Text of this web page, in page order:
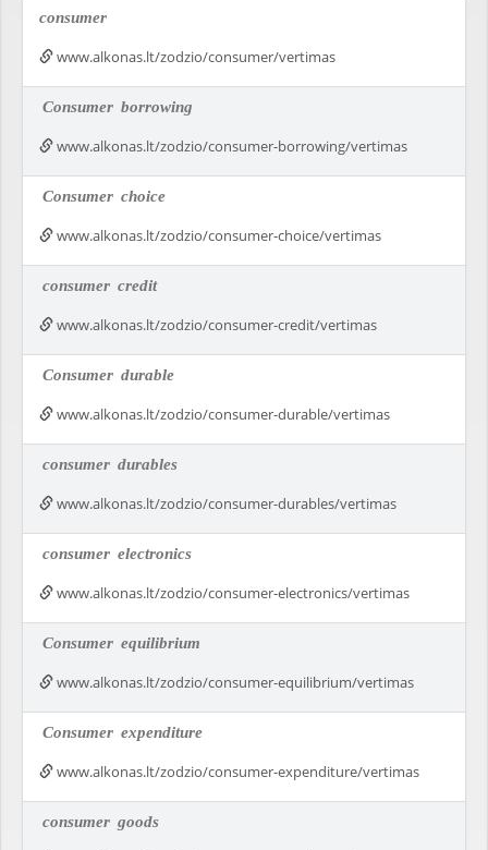
consumer
www.alkonas.lt/zodzio/consumer/vertimas
Consumer borrowing
www.alkonas.lt/zodzio/consumer-borrowing/vertimas
Consumer choice
www.alkonas.lt/zodzio/consumer-choice/vertimas
consumer credit
www.alkonas.lt/zodzio/consumer-credit/vertimas
Consumer durable
www.alkonas.lt/zodzio/consumer-durable/vertimas
consumer durables
www.alkonas.lt/zodzio/consumer-durables/vertimas
consumer electronics
www.alkonas.lt/zodzio/consumer-electronics/vertimas
Consumer equilibrium
www.alkonas.lt/zodzio/consumer-equilibrium/vertimas
Consumer expenditure
www.alkonas.lt/zodzio/consumer-expenditure/vertimas
consumer goods